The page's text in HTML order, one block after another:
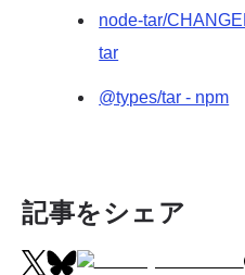
node-tar/
tar
@types/tar - npm
記事をシェア